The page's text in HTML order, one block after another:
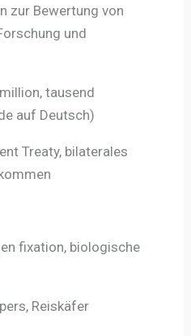
zur Bewertung von
und
tausend
auf Deutsch)
Treaty, bilaterales
fixation, biologische
Reiskäfer